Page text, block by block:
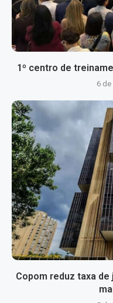
1º centro de
6
Copom reduz taxa de